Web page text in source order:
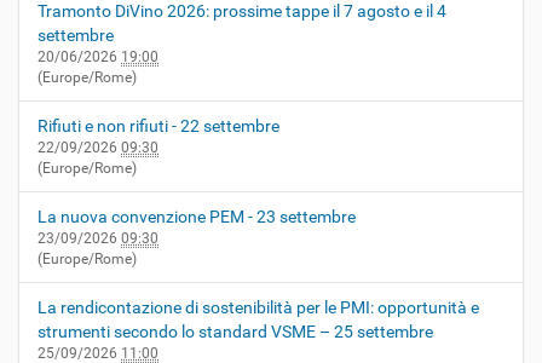
Tramonto DiVino 2026: prossime tappe il 7 agosto e il 4
settembre
20/06/2026 19:00
(Europe/Rome)
Rifiuti e non rifiuti - 22 settembre
22/09/2026 09:30
(Europe/Rome)
La nuova convenzione PEM - 23 settembre
23/09/2026 09:30
(Europe/Rome)
La rendicontazione di sostenibilità per le PMI: opportunità e
strumenti secondo lo standard VSME – 25 settembre
25/09/2026 11:00